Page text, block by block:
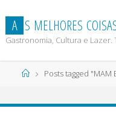
content
A S MELHORES COISA
Gastronomia, Cultura e Lazer.
HomePosts tagged "MAM